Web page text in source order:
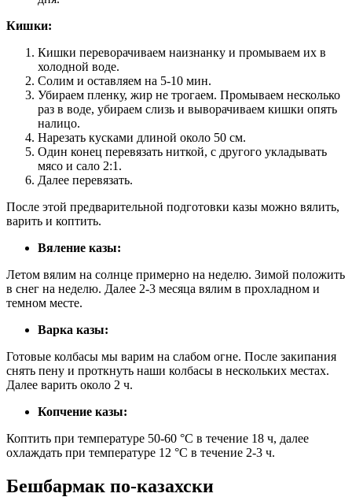
Кишки:
Кишки переворачиваем наизнанку и промываем их в
холодной воде.
Солим и оставляем на 5-10 мин.
Убираем пленку, жир не трогаем. Промываем несколько
раз в воде, убираем слизь и выворачиваем кишки опять
налицо.
Нарезать кусками длиной около 50 см.
Один конец перевязать ниткой, с другого укладывать
мясо и сало 2:1.
Далее перевязать.
После этой предварительной подготовки казы можно вялить,
варить и коптить.
Вяление казы:
Летом вялим на солнце примерно на неделю. Зимой положить
в снег на неделю. Далее 2-3 месяца вялим в прохладном и
темном месте.
Варка казы:
Готовые колбасы мы варим на слабом огне. После закипания
снять пену и проткнуть наши колбасы в нескольких местах.
Далее варить около 2 ч.
Копчение казы:
Коптить при температуре 50-60 °C в течение 18 ч, далее
охлаждать при температуре 12 °C в течение 2-3 ч.
Бешбармак по-казахски